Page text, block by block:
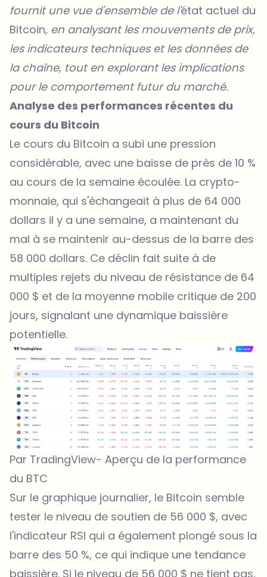
fournit une vue d'ensemble de l'état actuel du
Bitcoin, en analysant les mouvements de prix,
les indicateurs techniques et les données de
la chaîne, tout en explorant les implications
pour le comportement futur du marché.
Analyse des performances récentes du
cours du Bitcoin
Le cours du Bitcoin a subi une pression
considérable, avec une baisse de près de 10 %
au cours de la semaine écoulée. La crypto-
monnaie, qui s'échangeait à plus de 64 000
dollars il y a une semaine, a maintenant du
mal à se maintenir au-dessus de la barre des
58 000 dollars. Ce déclin fait suite à de
multiples rejets du niveau de résistance de 64
000 $ et de la moyenne mobile critique de 200
jours, signalant une dynamique baissière
potentielle.
Par TradingView- Aperçu de la performance
du BTC
Sur le graphique journalier, le Bitcoin semble
tester le niveau de soutien de 56 000 $, avec
l'indicateur RSI qui a également plongé sous la
barre des 50 %, ce qui indique une tendance
baissière. Si le niveau de 56 000 $ ne tient pas,